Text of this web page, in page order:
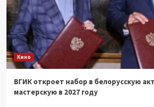
Кино
ВГИК откроет набор в белорусскую
мастерскую в 2027 году